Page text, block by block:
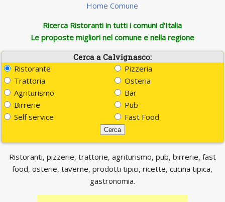
Home Comune
Ricerca Ristoranti in tutti i comuni d'Italia
Le proposte migliori nel comune e nella regione
Cerca a Calvignasco:
Ristorante
Pizzeria
Trattoria
Osteria
Agriturismo
Bar
Birrerie
Pub
Self service
Fast Food
Ristoranti, pizzerie, trattorie, agriturismo, pub, birrerie, fast
food, osterie, taverne, prodotti tipici, ricette, cucina tipica,
gastronomia.